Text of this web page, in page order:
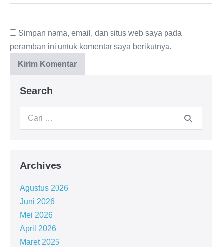
Simpan nama, email, dan situs web saya pada
peramban ini untuk komentar saya berikutnya.
Search
Archives
Agustus 2026
Juni 2026
Mei 2026
April 2026
Maret 2026